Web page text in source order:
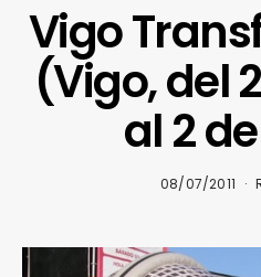
Vigo
(Vigo, del
al 2
08/07/2011